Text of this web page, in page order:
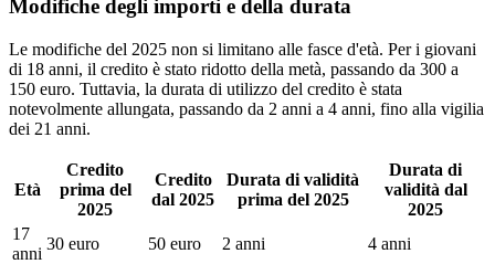
Modifiche degli importi e della durata
Le modifiche del 2025 non si limitano alle fasce d'età. Per i giovani
di 18 anni, il credito è stato ridotto della metà, passando da 300 a
150 euro. Tuttavia, la durata di utilizzo del credito è stata
notevolmente allungata, passando da 2 anni a 4 anni, fino alla vigilia
dei 21 anni.
Età
Credito
prima del
2025
Credito
dal 2025
Durata di validità
prima del 2025
Durata di
validità dal
2025
17
anni
30 euro 50 euro 2 anni
4 anni